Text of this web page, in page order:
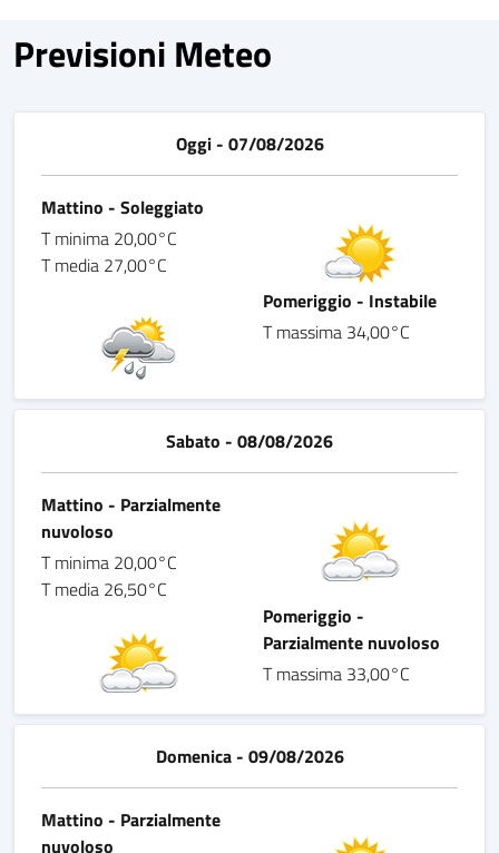
Previsioni Meteo
Oggi - 07/08/2026
Mattino - Soleggiato
T minima 20,00°C
T media 27,00°C
Pomeriggio - Instabile
T massima 34,00°C
Sabato - 08/08/2026
Mattino - Parzialmente
nuvoloso
T minima 20,00°C
T media 26,50°C
Pomeriggio -
Parzialmente nuvoloso
T massima 33,00°C
Domenica - 09/08/2026
Mattino - Parzialmente
nuvoloso